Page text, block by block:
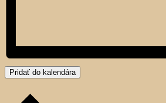
Pridať do kalendára